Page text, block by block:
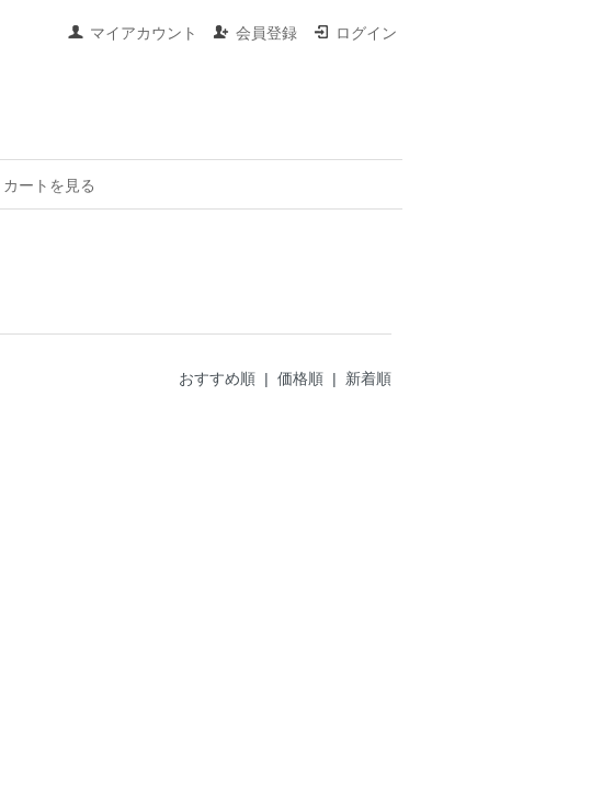
マイアカウント 会員登録 ログイン
カートを見る
おすすめ順 | 価格順 | 新着順